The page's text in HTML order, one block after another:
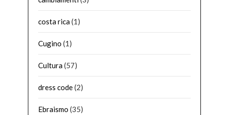
costa rica(1)
Cugino (1)
Cultura(57)
dress code(2)
Ebraismo (35)